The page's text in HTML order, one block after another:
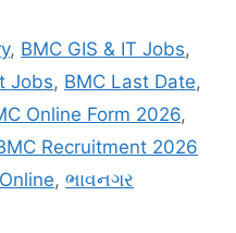
, BMC GIS & IT Jobs,
Jobs, BMC Last Date,
Online Form 2026,
Recruitment 2026
, ભાવનગર